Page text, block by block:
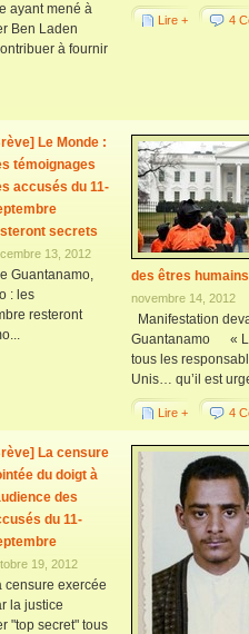
ayant mené à
Ben Laden
à fournir
Lire + 4
Le Monde :
témoignages
accusés du 11-
secrets
13, 2012
Guantanamo,
: les
resteront
des êtres humains
novembre 14, 2012
Manifestation
Guantanamo « La
tous les
Unis… qu’il est
Lire + 4
La censure
du doigt à
des
du 11-
19, 2012
censure exercée
la justice
"top secret" tous